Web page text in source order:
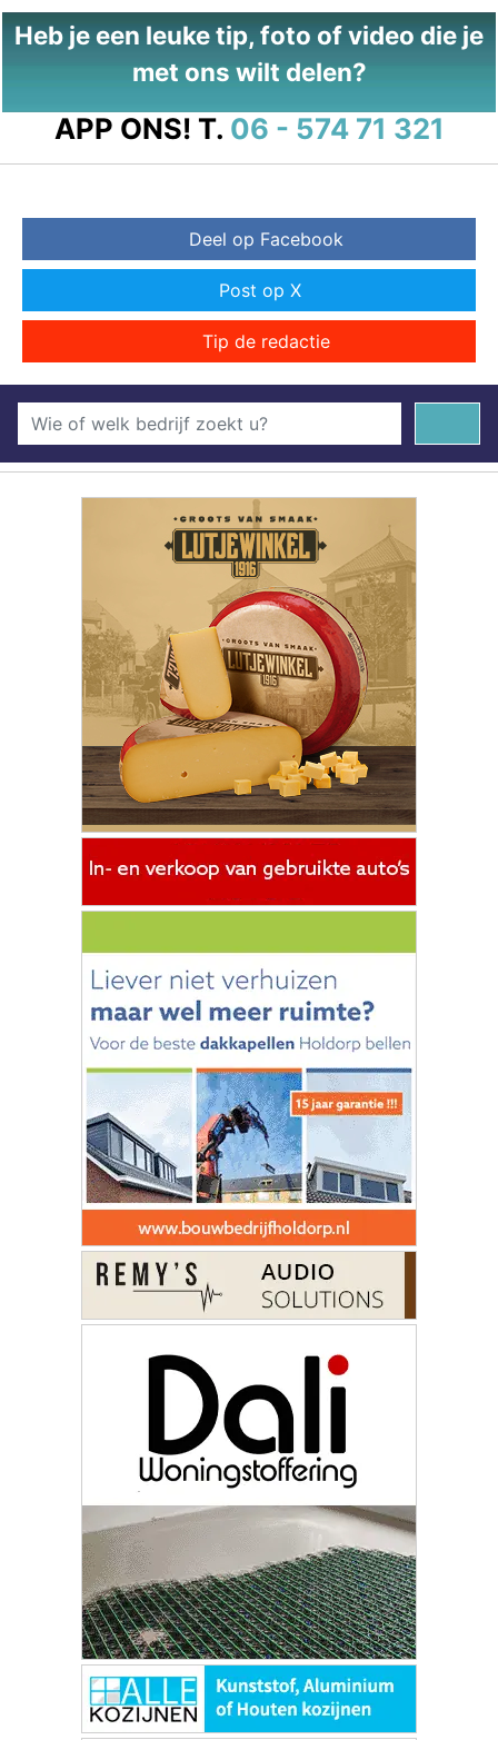
Heb je een leuke tip, foto of video die je
met ons wilt delen?
APP ONS! T. 06 - 574 71 321
Deel op Facebook
Post op X
Tip de redactie